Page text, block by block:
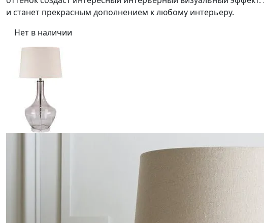
и станет прекрасным дополнением к любому интерьеру.
Нет в наличии